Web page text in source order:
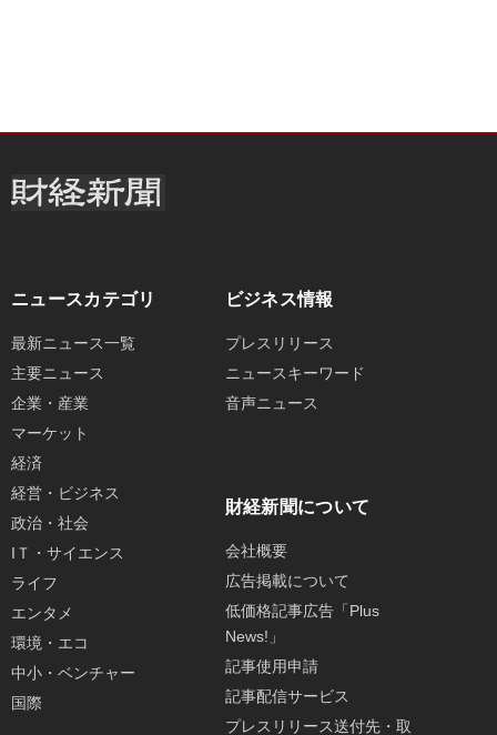
ニュースカテゴリ
最新ニュース一覧
主要ニュース
企業・産業
マーケット
経済
経営・ビジネス
政治・社会
IＴ・サイエンス
ライフ
エンタメ
環境・エコ
中小・ベンチャー
国際
ビジネス情報
プレスリリース
ニュースキーワード
音声ニュース
財経新聞について
会社概要
広告掲載について
低価格記事広告「Plus
News!」
記事使用申請
記事配信サービス
プレスリリース送付先・取